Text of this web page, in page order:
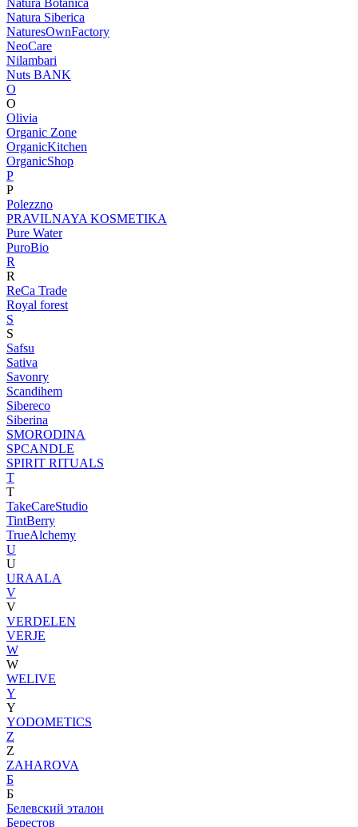
Natura Botanica
Natura Siberica
NaturesOwnFactory
NeoCare
Nilambari
Nuts BANK
O
O
Olivia
Organic Zone
OrganicKitchen
OrganicShop
P
P
Polezzno
PRAVILNAYA KOSMETIKA
Pure Water
PuroBio
R
R
ReCa Trade
Royal forest
S
S
Safsu
Sativa
Savonry
Scandihem
Sibereco
Siberina
SMORODINA
SPCANDLE
SPIRIT RITUALS
T
T
TakeCareStudio
TintBerry
TrueAlchemy
U
U
URAALA
V
V
VERDELEN
VERJE
W
W
WELIVE
Y
Y
YODOMETICS
Z
Z
ZAHAROVA
Б
Б
Белевский эталон
Берестов